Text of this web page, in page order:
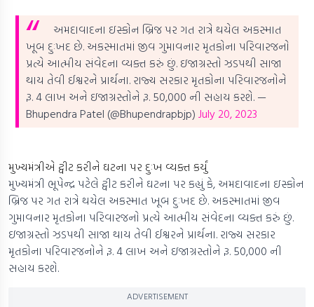
અમદાવાદના ઇસ્કોન બ્રિજ પર ગત રાત્રે થયેલ અકસ્માત
ખૂબ દુઃખદ છે. અકસ્માતમાં જીવ ગુમાવનાર મૃતકોના પરિવારજનો
પ્રત્યે આત્મીય સંવેદના વ્યક્ત કરું છું. ઇજાગ્રસ્તો ઝડપથી સાજા
થાય તેવી ઈશ્વરને પ્રાર્થના. રાજ્ય સરકાર મૃતકોના પરિવારજનોને
રૂ. 4 લાખ અને ઇજાગ્રસ્તોને રૂ. 50,000 ની સહાય કરશે. —
Bhupendra Patel (@Bhupendrapbjp) July 20, 2023
મુખ્યમંત્રીએ ટ્વીટ કરીને ઘટના પર દુઃખ વ્યક્ત કર્યું
મુખ્યમંત્રી ભૂપેન્દ્ર પટેલે ટ્વીટ કરીને ઘટના પર કહ્યું કે, અમદાવાદના ઇસ્કોન
બ્રિજ પર ગત રાત્રે થયેલ અકસ્માત ખૂબ દુઃખદ છે. અકસ્માતમાં જીવ
ગુમાવનાર મૃતકોના પરિવારજનો પ્રત્યે આત્મીય સંવેદના વ્યક્ત કરું છું.
ઇજાગ્રસ્તો ઝડપથી સાજા થાય તેવી ઈશ્વરને પ્રાર્થના. રાજ્ય સરકાર
મૃતકોના પરિવારજનોને રૂ. 4 લાખ અને ઇજાગ્રસ્તોને રૂ. 50,000 ની
સહાય કરશે.
ADVERTISEMENT